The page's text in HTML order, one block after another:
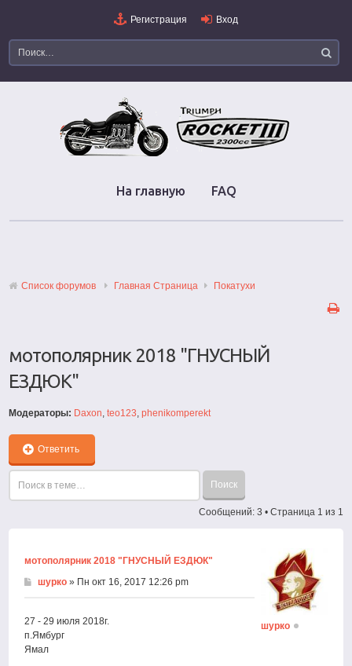
Регистрация Вход
На главную FAQ
Список форумов Главная Страница Покатухи
мотополярник 2018 "ГНУСНЫЙ
ЕЗДЮК"
Модераторы: Daxon,teo123,phenikomperekt
Ответить
Сообщений: 3 • Страница 1 из 1
мотополярник 2018 "ГНУСНЫЙ ЕЗДЮК"
шурко » Пн окт 16, 2017 12:26 pm
27 - 29 июля 2018г.
п.Ямбург
Ямал
шурко